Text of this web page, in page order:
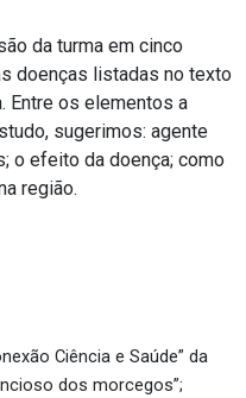
da turma em cinco
doenças listadas no texto
Entre os elementos a
sugerimos: agente
o efeito da doença; como
região.
Ciência e Saúde” da
dos morcegos”;